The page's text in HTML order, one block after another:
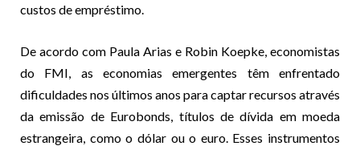
custos de empréstimo.
De acordo com Paula Arias e Robin Koepke, economistas
do FMI, as economias emergentes têm enfrentado
dificuldades nos últimos anos para captar recursos através
da emissão de Eurobonds, títulos de dívida em moeda
estrangeira, como o dólar ou o euro. Esses instrumentos